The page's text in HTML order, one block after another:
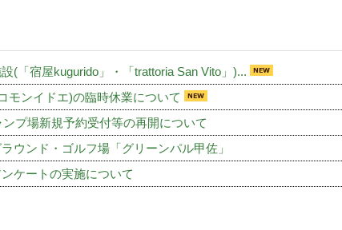
(「宿屋kugurido」・「trattoria San Vito」)...
モンイドエ)の臨時休業について
プ場新規予約受付等の再開について
ウンド・ゴルフ場「グリーンパル甲佐」
ケートの実施について